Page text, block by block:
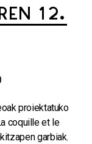
12.
proiektatuko
coquille et le
garbiak.